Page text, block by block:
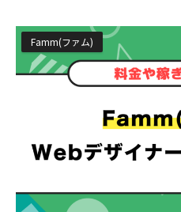
Famm(ファム)